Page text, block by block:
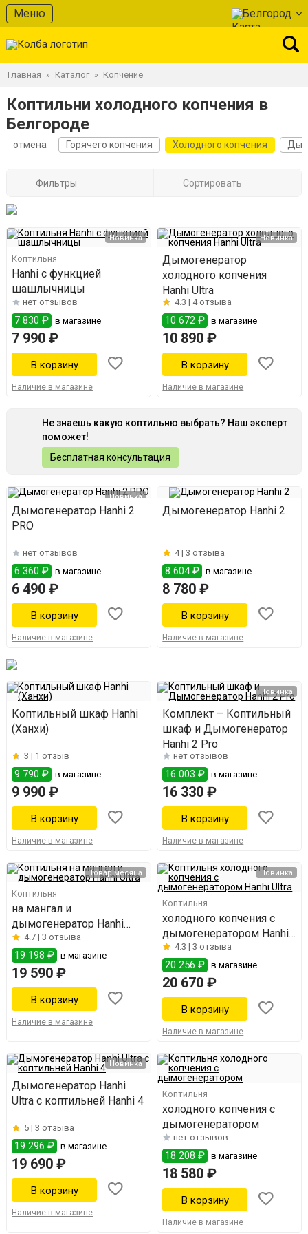
Меню Белгород
Главная » Каталог » Копчение
Коптильни холодного копчения в
Белгороде
отмена Горячего копчения Холодного копчения
Фильтры Сортировать
Новинка
Коптильня
Hanhi с функцией
шашлычницы
нет отзывов
7 830 ₽ в магазине
7 990 ₽
Наличие в магазине
Новинка
Дымогенератор
холодного копчения
Hanhi Ultra
4.3 | 4 отзыва
10 672 ₽ в магазине
10 890 ₽
Наличие в магазине
Не знаешь какую коптильню выбрать? Наш эксперт
поможет!
Бесплатная консультация
Новинка
Дымогенератор Hanhi 2
PRO
нет отзывов
6 360 ₽ в магазине
6 490 ₽
Наличие в магазине
Дымогенератор Hanhi 2
4 |3 отзыва
8 604 ₽ в магазине
8 780 ₽
Наличие в магазине
Коптильный шкаф Hanhi
(Ханхи)
3 | 1 отзыв
9 790 ₽ в магазине
9 990 ₽
Наличие в магазине
Новинка
Комплект – Коптильный
шкаф и Дымогенератор
Hanhi 2 Pro
нет отзывов
16 003 ₽ в магазине
16 330 ₽
Наличие в магазине
Товар месяца
Коптильня
на мангал и
дымогенератор Hanhi
Ultra
4.7 | 3 отзыва
19 198 ₽ в магазине
19 590 ₽
Наличие в магазине
Новинка
Коптильня
холодного копчения с
дымогенератором Hanhi
Ultra4.3 |3 отзыва
20 256 ₽ в магазине
20 670 ₽
Наличие в магазине
Новинка
Дымогенератор Hanhi
Ultra с коптильней Hanhi 4
5 | 3 отзыва
19 296 ₽ в магазине
19 690 ₽
Наличие в магазине
Коптильня
холодного копчения с
дымогенератором
нет отзывов
18 208 ₽ в магазине
18 580 ₽
Наличие в магазине